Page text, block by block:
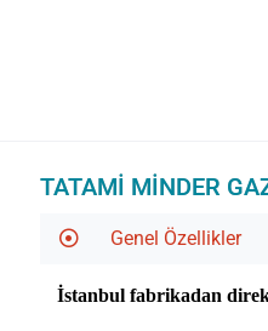
TATAMI MINDER
Genel Özellikler
İstanbul fabrikadan